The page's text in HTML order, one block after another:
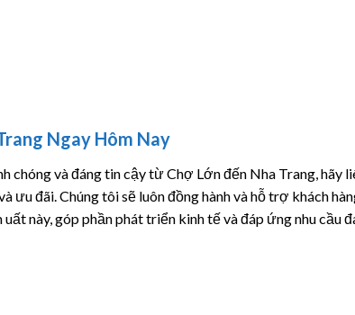
Ngay Hôm Nay
chóng và đáng tin cậy từ Chợ Lớn đến Nha Trang, hãy
ưu đãi. Chúng tôi sẽ luôn đồng hành và hỗ trợ khách
này, góp phần phát triển kinh tế và đáp ứng nhu cầu